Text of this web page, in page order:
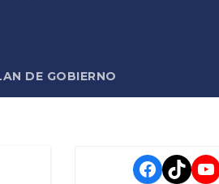
DE GOBIERNO